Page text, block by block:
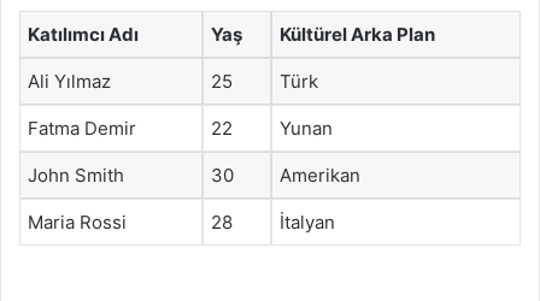
Katılımcı Adı Yaş Kültürel Arka Plan
Ali Yılmaz 25 Türk
Fatma Demir 22 Yunan
John Smith 30 Amerikan
Maria Rossi 28 İtalyan